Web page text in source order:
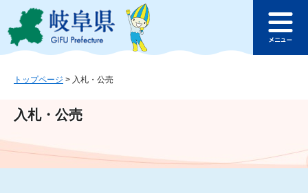
ジ
ュ
文
このページの本文へ
ュ
トップページ > 入札・公売
入札・公売